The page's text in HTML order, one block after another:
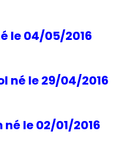
le 04/05/2016
né le 29/04/2016
le 02/01/2016